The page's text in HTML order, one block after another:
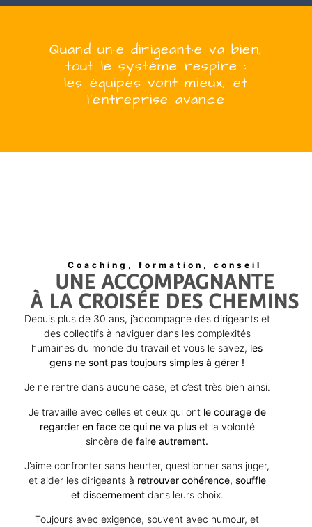
Quandun·e dirigeant·e va bien,
tout le système respire :
les équipes vont mieux, et
l’entreprise avance
Coaching, formation, conseil
UNE ACCOMPAGNANTE
À LA CROISÉE DES CHEMINS
Depuis plus de 30 ans, j’accompagne des dirigeants et
des collectifs à naviguer dans les complexités
humaines du monde du travail et vous le savez, les
gens ne sont pas toujours simples à gérer !
Je ne rentre dans aucune case, et c’est très bien ainsi.
Je travaille avec celles et ceux qui ont le courage de
regarder en face ce qui ne va plus et la volonté
sincère defaire autrement.
J’aime confronter sans heurter, questionner sans juger,
et aider les dirigeants à retrouver cohérence, souffle
et discernementdans leurs choix.
Toujours avec exigence, souvent avec humour, et